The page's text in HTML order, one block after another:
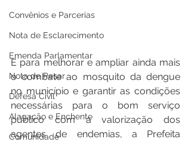
Convênios e Parcerias
Nota de Esclarecimento
Emenda Parlamentar
Nota de Pesar
Defesa Civil
Alagação e Enchente
Comunidade
E para melhorar e ampliar ainda mais
o combate ao mosquito da dengue
no município e garantir as condições
necessárias para o bom serviço
público com a valorização dos
agentes de endemias, a Prefeita